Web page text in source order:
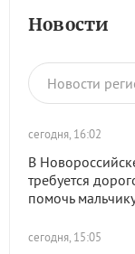
Новости
Новости
сегодня, 16:02
В
требуется
помочь
сегодня, 15:05